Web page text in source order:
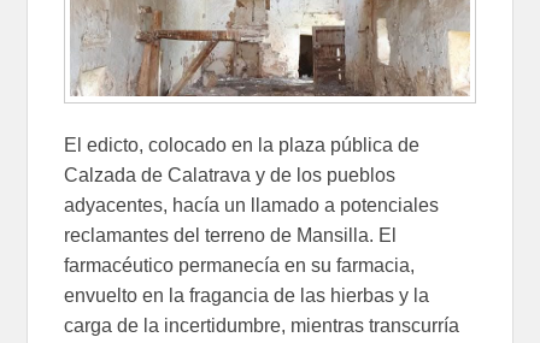
El edicto, colocado en la plaza pública de
Calzada de Calatrava y de los pueblos
adyacentes, hacía un llamado a potenciales
reclamantes del terreno de Mansilla. El
farmacéutico permanecía en su farmacia,
envuelto en la fragancia de las hierbas y la
carga de la incertidumbre, mientras transcurría